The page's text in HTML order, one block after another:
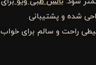
شده و پشتیبانی
راحت و سالم برای خواب